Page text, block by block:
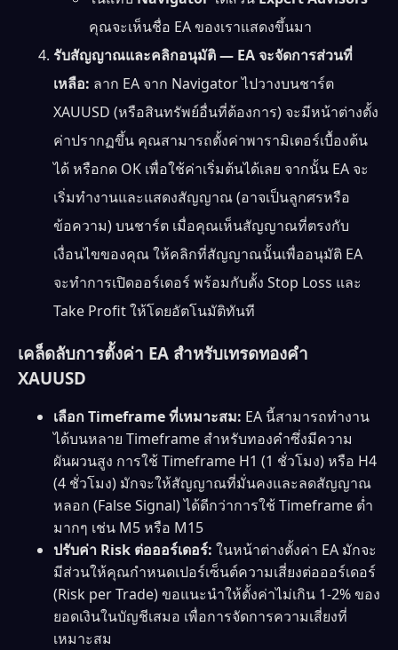
คุณจะเห็นชื่อ EA ของเราแสดงขึ้นมา
รับสัญญาณและคลิกอนุมัติ — EA จะจัดการส่วนที่
เหลือ: ลาก EA จาก Navigator ไปวางบนชาร์ต
XAUUSD (หรือสินทรัพย์อื่นที่ต้องการ) จะมีหน้าต่างตั้ง
ค่าปรากฏขึ้น คุณสามารถตั้งค่าพารามิเตอร์เบื้องต้น
ได้ หรือกด OK เพื่อใช้ค่าเริ่มต้นได้เลย จากนั้น EA จะ
เริ่มทำงานและแสดงสัญญาณ (อาจเป็นลูกศรหรือ
ข้อความ) บนชาร์ต เมื่อคุณเห็นสัญญาณที่ตรงกับ
เงื่อนไขของคุณ ให้คลิกที่สัญญาณนั้นเพื่ออนุมัติ EA
จะทำการเปิดออร์เดอร์ พร้อมกับตั้ง Stop Loss และ
Take Profit ให้โดยอัตโนมัติทันที
เคล็ดลับการตั้งค่า EA สำหรับเทรดทองคำ
XAUUSD
เลือก Timeframe ที่เหมาะสม: EA นี้สามารถทำงาน
ได้บนหลาย Timeframe สำหรับทองคำซึ่งมีความ
ผันผวนสูง การใช้ Timeframe H1 (1 ชั่วโมง) หรือ H4
(4 ชั่วโมง) มักจะให้สัญญาณที่มั่นคงและลดสัญญาณ
หลอก (False Signal) ได้ดีกว่าการใช้ Timeframe ต่ำ
มากๆ เช่น M5 หรือ M15
ปรับค่า Risk ต่อออร์เดอร์: ในหน้าต่างตั้งค่า EA มักจะ
มีส่วนให้คุณกำหนดเปอร์เซ็นต์ความเสี่ยงต่อออร์เดอร์
(Risk per Trade) ขอแนะนำให้ตั้งค่าไม่เกิน 1-2% ของ
ยอดเงินในบัญชีเสมอ เพื่อการจัดการความเสี่ยงที่
เหมาะสม